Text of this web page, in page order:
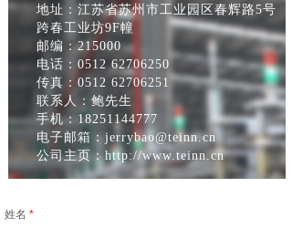
地址：江苏省苏州市工业园区春辉路5号
跨春工业坊9F幢
邮编：215000
电话：0512 62706250
传真：0512 62706251
联系人：鲍先生
手机：18251144777
电子邮箱：jerrybao@teinn.cn
公司主页：http://www.teinn.cn
姓名 *